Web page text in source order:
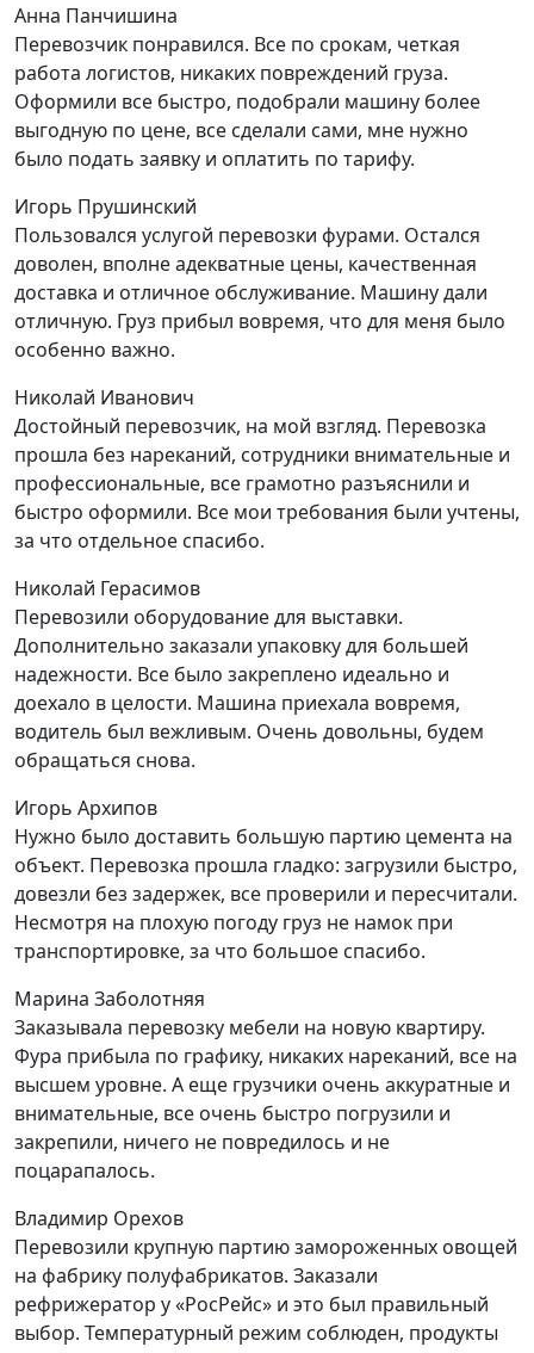
Анна Панчишина
Перевозчик понравился. Все по срокам, четкая
работа логистов, никаких повреждений груза.
Оформили все быстро, подобрали машину более
выгодную по цене, все сделали сами, мне нужно
было подать заявку и оплатить по тарифу.
Игорь Прушинский
Пользовался услугой перевозки фурами. Остался
доволен, вполне адекватные цены, качественная
доставка и отличное обслуживание. Машину дали
отличную. Груз прибыл вовремя, что для меня было
особенно важно.
Николай Иванович
Достойный перевозчик, на мой взгляд. Перевозка
прошла без нареканий, сотрудники внимательные и
профессиональные, все грамотно разъяснили и
быстро оформили. Все мои требования были учтены,
за что отдельное спасибо.
Николай Герасимов
Перевозили оборудование для выставки.
Дополнительно заказали упаковку для большей
надежности. Все было закреплено идеально и
доехало в целости. Машина приехала вовремя,
водитель был вежливым. Очень довольны, будем
обращаться снова.
Игорь Архипов
Нужно было доставить большую партию цемента на
объект. Перевозка прошла гладко: загрузили быстро,
довезли без задержек, все проверили и пересчитали.
Несмотря на плохую погоду груз не намок при
транспортировке, за что большое спасибо.
Марина Заболотняя
Заказывала перевозку мебели на новую квартиру.
Фура прибыла по графику, никаких нареканий, все на
высшем уровне. А еще грузчики очень аккуратные и
внимательные, все очень быстро погрузили и
закрепили, ничего не повредилось и не
поцарапалось.
Владимир Орехов
Перевозили крупную партию замороженных овощей
на фабрику полуфабрикатов. Заказали
рефрижератор у «РосРейс» и это был правильный
выбор. Температурный режим соблюден, продукты